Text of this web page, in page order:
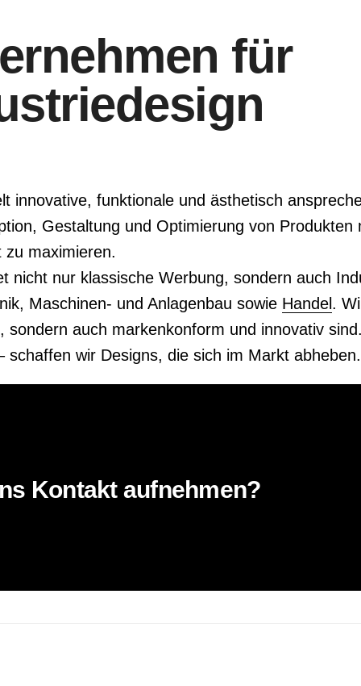
für
innovative, funktionale und ästhetisch
Gestaltung und Optimierung von Produkten
zu maximieren.
nicht nur klassische Werbung, sondern auch
Maschinen- und Anlagenbau sowie Handel .
auch markenkonform und innovativ
wir Designs, die sich im Markt abheben.
Kontakt aufnehmen?